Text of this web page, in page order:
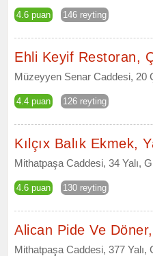
4.6 puan 146 reyting
Ehli Keyif Restoran,
Müzeyyen Senar Caddesi, 20
4.4 puan 126 reyting
Kılçıx Balık Ekmek,
Mithatpaşa Caddesi, 34 Yalı,
4.6 puan 130 reyting
Alican Pide Ve
Mithatpaşa Caddesi, 377